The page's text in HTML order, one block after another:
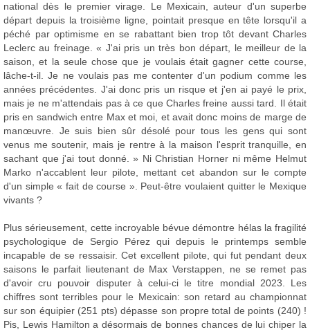
national dès le premier virage. Le Mexicain, auteur d'un superbe
départ depuis la troisième ligne, pointait presque en tête lorsqu'il a
péché par optimisme en se rabattant bien trop tôt devant Charles
Leclerc au freinage. « J'ai pris un très bon départ, le meilleur de la
saison, et la seule chose que je voulais était gagner cette course,
lâche-t-il. Je ne voulais pas me contenter d'un podium comme les
années précédentes. J'ai donc pris un risque et j'en ai payé le prix,
mais je ne m'attendais pas à ce que Charles freine aussi tard. Il était
pris en sandwich entre Max et moi, et avait donc moins de marge de
manœuvre. Je suis bien sûr désolé pour tous les gens qui sont
venus me soutenir, mais je rentre à la maison l'esprit tranquille, en
sachant que j'ai tout donné. » Ni Christian Horner ni même Helmut
Marko n'accablent leur pilote, mettant cet abandon sur le compte
d'un simple « fait de course ». Peut-être voulaient quitter le Mexique
vivants ?
Plus sérieusement, cette incroyable bévue démontre hélas la fragilité
psychologique de Sergio Pérez qui depuis le printemps semble
incapable de se ressaisir. Cet excellent pilote, qui fut pendant deux
saisons le parfait lieutenant de Max Verstappen, ne se remet pas
d'avoir cru pouvoir disputer à celui-ci le titre mondial 2023. Les
chiffres sont terribles pour le Mexicain: son retard au championnat
sur son équipier (251 pts) dépasse son propre total de points (240) !
Pis, Lewis Hamilton a désormais de bonnes chances de lui chiper la